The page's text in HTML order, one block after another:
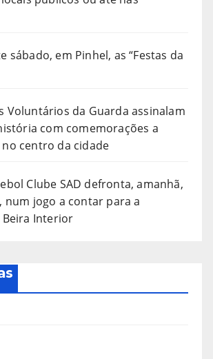
sábado, em Pinhel, as “Festas da
Voluntários da Guarda assinalam
com comemorações a
centro da cidade
Clube SAD defronta, amanhã,
num jogo a contar para a
Interior